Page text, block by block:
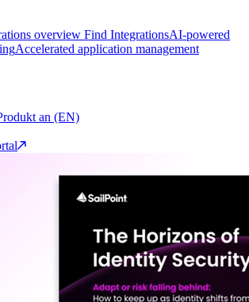
overview Find IntegrationsAI-powered
Accelerated application management
an (EN)